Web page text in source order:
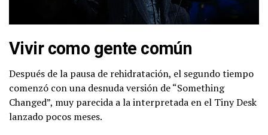
Vivir como gente común
Después de la pausa de rehidratación, el segundo tiempo
comenzó con una desnuda versión de “Something
Changed”, muy parecida a la interpretada en el Tiny Desk
lanzado pocos meses.